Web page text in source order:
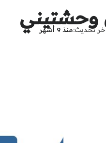
وحشتيني
تحديث منذ 9 أشهر